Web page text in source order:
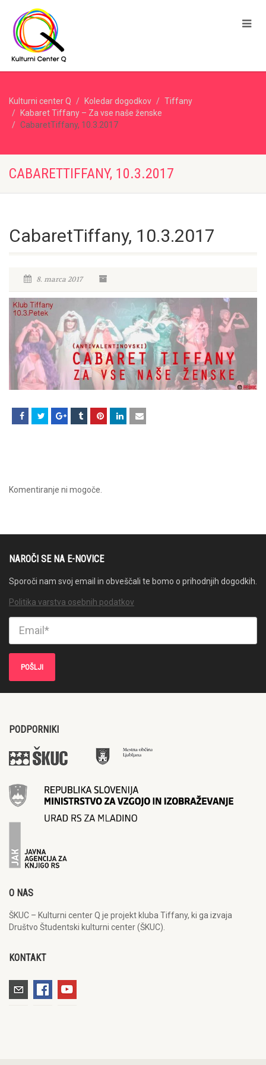
Kulturni center Q Koledar dogodkov
Tiffany
Kabaret Tiffany – Za vse naše ženske
CabaretTiffany, 10.3.2017
CABARETTIFFANY, 10.3.2017
CabaretTiffany, 10.3.2017
8. marca 2017
Komentiranje ni mogoče.
NAROČI SE NA E-NOVICE
Sporoči nam svoj email in obveščali te bomo o prihodnjih dogodkih.
Politika varstva osebnih podatkov
PODPORNIKI
O NAS
ŠKUC – Kulturni center Q je projekt kluba Tiffany, ki ga izvaja
Društvo Študentski kulturni center (ŠKUC).
KONTAKT